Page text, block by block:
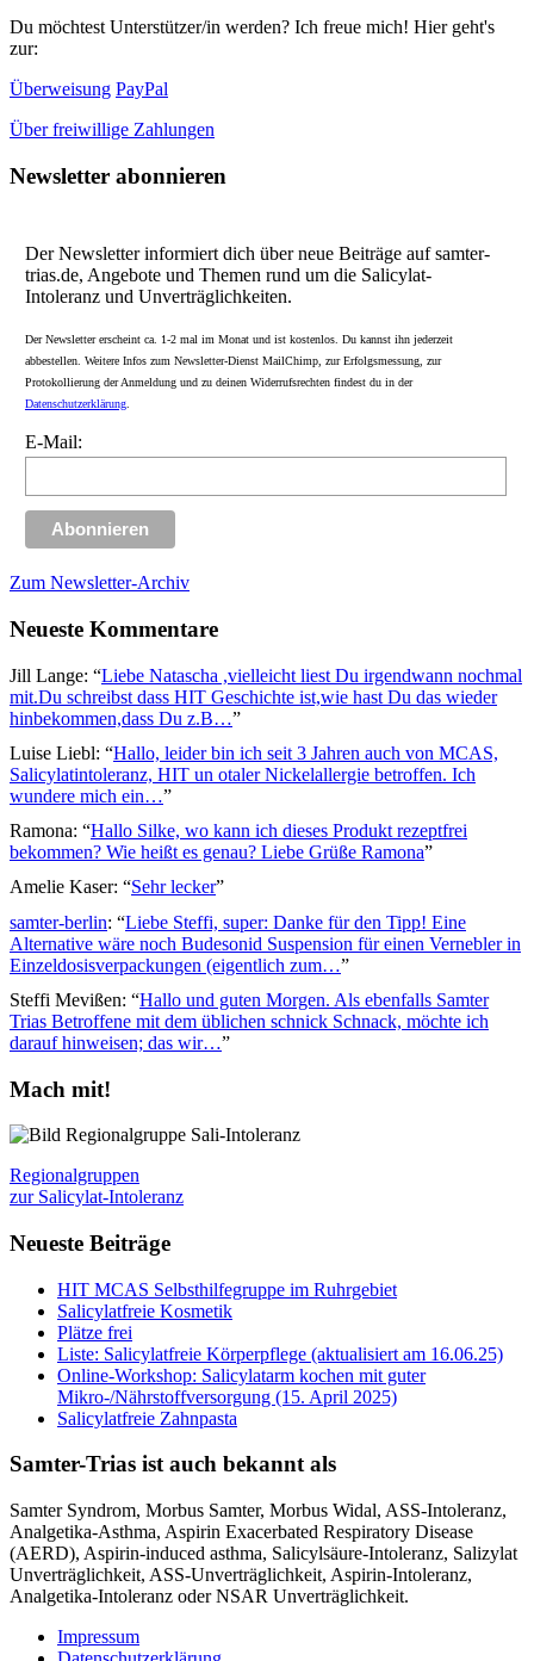
Du möchtest Unterstützer/in werden? Ich freue mich! Hier geht's
zur:
Überweisung PayPal
Über freiwillige Zahlungen
Newsletter abonnieren
Der Newsletter informiert dich über neue Beiträge auf samter-
trias.de, Angebote und Themen rund um die Salicylat-
Intoleranz und Unverträglichkeiten.
Der Newsletter erscheint ca. 1-2 mal im Monat und ist kostenlos. Du kannst ihn jederzeit
abbestellen. Weitere Infos zum Newsletter-Dienst MailChimp, zur Erfolgsmessung, zur
Protokollierung der Anmeldung und zu deinen Widerrufsrechten findest du in der
Datenschutzerklärung.
E-Mail:
Zum Newsletter-Archiv
Neueste Kommentare
Jill Lange: “Liebe Natascha ,vielleicht liest Du irgendwann nochmal
mit.Du schreibst dass HIT Geschichte ist,wie hast Du das wieder
hinbekommen,dass Du z.B…”
Luise Liebl: “Hallo, leider bin ich seit 3 Jahren auch von MCAS,
Salicylatintoleranz, HIT un otaler Nickelallergie betroffen. Ich
wundere mich ein…”
Ramona: “Hallo Silke, wo kann ich dieses Produkt rezeptfrei
bekommen? Wie heißt es genau? Liebe Grüße Ramona”
Amelie Kaser: “Sehr lecker”
samter-berlin: “Liebe Steffi, super: Danke für den Tipp! Eine
Alternative wäre noch Budesonid Suspension für einen Vernebler in
Einzeldosisverpackungen (eigentlich zum…”
Steffi Mevißen: “Hallo und guten Morgen. Als ebenfalls Samter
Trias Betroffene mit dem üblichen schnick Schnack, möchte ich
darauf hinweisen; das wir…”
Mach mit!
Regionalgruppen
zur Salicylat-Intoleranz
Neueste Beiträge
HIT MCAS Selbsthilfegruppe im Ruhrgebiet
Salicylatfreie Kosmetik
Plätze frei
Liste: Salicylatfreie Körperpflege (aktualisiert am 16.06.25)
Online-Workshop: Salicylatarm kochen mit guter
Mikro-/Nährstoffversorgung (15. April 2025)
Salicylatfreie Zahnpasta
Samter-Trias ist auch bekannt als
Samter Syndrom, Morbus Samter, Morbus Widal, ASS-Intoleranz,
Analgetika-Asthma, Aspirin Exacerbated Respiratory Disease
(AERD), Aspirin-induced asthma, Salicylsäure-Intoleranz, Salizylat
Unverträglichkeit, ASS-Unverträglichkeit, Aspirin-Intoleranz,
Analgetika-Intoleranz oder NSAR Unverträglichkeit.
Impressum